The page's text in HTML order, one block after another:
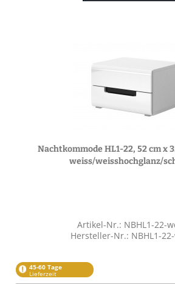
Nachtkommode HL1-22, 52 cm x
weiss/weisshochglanz/
Artikel-Nr.: NBHL1-22-
Hersteller-Nr.: NBHL1-
45-60 Tage
Lieferzeit